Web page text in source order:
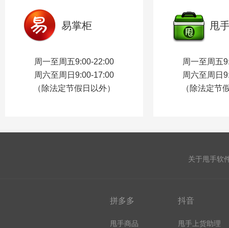
易掌柜
周一至周五9:00-22:00
周六至周日9:00-17:00
（除法定节假日以外）
甩
周一至周五
周六至周日
（除法定节
关于甩手软
拼多多
甩手商品
抖音
甩手上货助理